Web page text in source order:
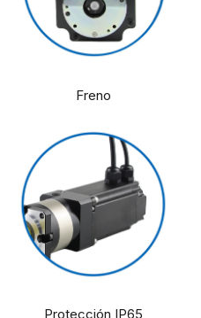
Freno
Protección IP65